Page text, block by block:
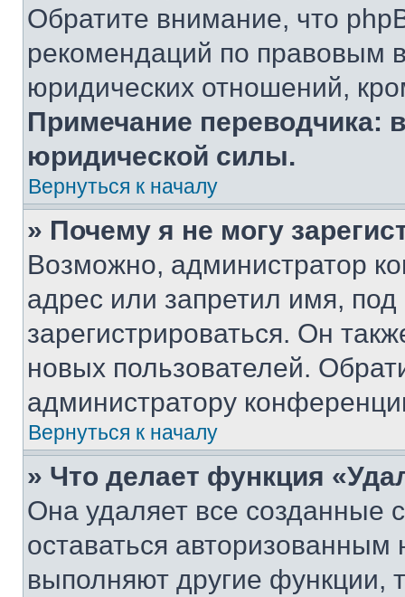
Обратите внимание, что
рекомендаций по правовым
юридических отношений,
Примечание переводчика:
юридической силы.
Вернуться к началу
» Почему я не могу
Возможно, администратор
адрес или запретил имя,
зарегистрироваться. Он
новых пользователей.
администратору
Вернуться к началу
» Что делает функция
Она удаляет все созданные
оставаться
выполняют другие функции,